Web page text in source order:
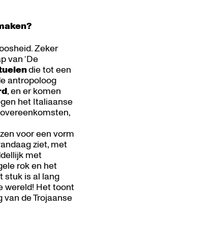
Zeker
van ‘De
die tot een
antropoloog
, en er komen
het Italiaanse
voor een vorm
ziet, met
met
rok en het
stuk is al lang
wereld! Het toont
de Trojaanse